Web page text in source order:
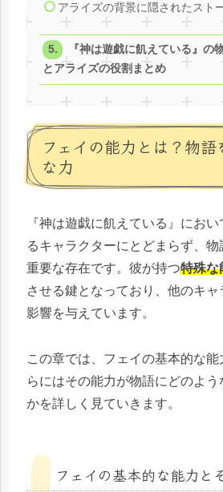
アライズの背景に隠されたスト
『神は遊戯に飢えている』の
とアライズの役割まとめ
フェイの能力とは？物
な力
『神は遊戯に飢えている』にお
るキャラクターにとどまらず、物
重要な存在です。彼が持つ特殊な
させる鍵となっており、他のキ
影響を与えています。
この章では、フェイの基本的な能
らにはその能力が物語にどのよ
かを詳しく見ていきます。
フェイの基本的な能力と